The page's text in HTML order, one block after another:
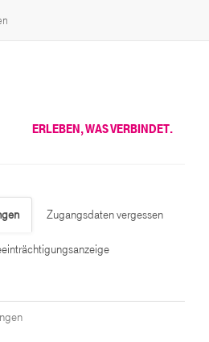
ERLEBEN, WAS VERBINDET.
Zugangsdaten vergessen